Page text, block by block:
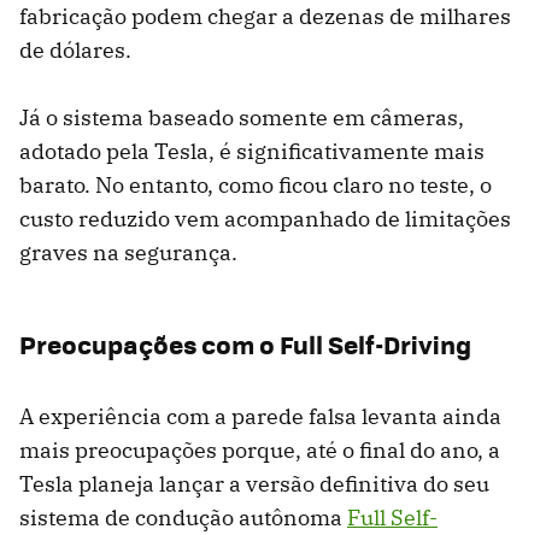
fabricação podem chegar a dezenas de milhares
de dólares.
Já o sistema baseado somente em câmeras,
adotado pela Tesla, é significativamente mais
barato. No entanto, como ficou claro no teste, o
custo reduzido vem acompanhado de limitações
graves na segurança.
Preocupações com o Full Self-Driving
A experiência com a parede falsa levanta ainda
mais preocupações porque, até o final do ano, a
Tesla planeja lançar a versão definitiva do seu
sistema de condução autônoma Full Self-